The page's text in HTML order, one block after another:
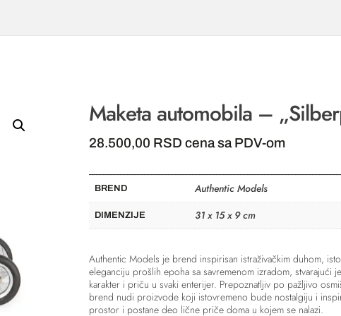
Maketa automobila –
28.500,00 RSD cena sa PDV-om
BREND Authentic Models
DIMENZIJE 31 x 15 x 9 cm
Authentic Models je brend inspirisan istraživačkim duhom,
eleganciju prošlih epoha sa savremenom izradom, stvarajući
karakter i priču u svaki enterijer. Prepoznatljiv po pažljivo
brend nudi proizvode koji istovremeno bude nostalgiju i
prostor i postane deo lične priče doma u kojem se nalazi.